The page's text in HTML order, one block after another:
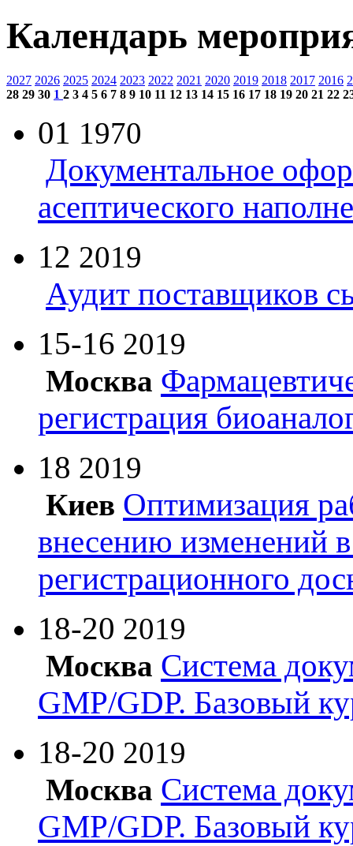
Календарь
2027 2026 2025 2024 2023 2022 2021 2020 2019 2018 2017 2016
28 29 30 1 2 3 4 5 6 7 8 9 10 11 12 13 14 15 16 17 18 19 20 21 22
01 1970
Документальное
асептического
12 2019
Аудит поставщиков
15-16 2019
Москва
регистрация
18 2019
Киев Оптимизация
внесению изменений
регистрационного
18-20 2019
Москва Система
GMP/GDP. Базовый
18-20 2019
Москва Система
GMP/GDP. Базовый